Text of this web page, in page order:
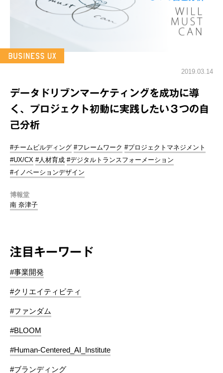
2019.03.14
データドリブンマーケティングを成功に導
く、プロジェクト初動に実践したい３つの自
己分析
#チームビルディング #フレームワーク #プロジェクトマネジメント
#UX/CX #人材育成 #デジタルトランスフォーメーション
#イノベーションデザイン
博報堂
南 奈津子
注目キーワード
#事業開発
#クリエイティビティ
#ファンダム
#BLOOM
#Human-Centered_AI_Institute
#ブランディング